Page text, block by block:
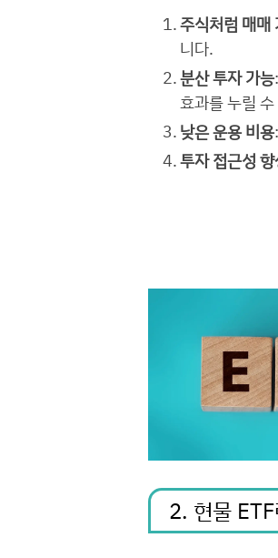
주식처럼 매매
니다.
분산 투자 가능
효과를 누릴
낮은 운용 비용
투자 접근성
2. 현물